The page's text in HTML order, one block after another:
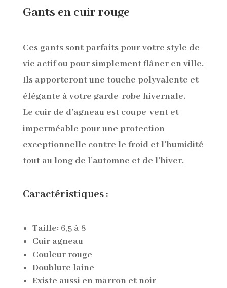
Gants en cuir rouge
Ces gants sont parfaits pour votre style de
vie actif ou pour simplement flâner en ville.
Ils apporteront une touche polyvalente et
élégante à votre garde-robe hivernale.
Le cuir de d’agneau est coupe-vent et
imperméable pour une protection
exceptionnelle contre le froid et l’humidité
tout au long de l’automne et de l’hiver.
Caractéristiques :
Taille: 6,5 à 8
Cuir agneau
Couleur rouge
Doublure laine
Existe aussi en marron et noir